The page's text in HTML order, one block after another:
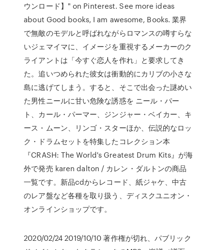
ウンロード】" on Pinterest. See more ideas
about Good books, I am awesome, Books. 業界
で無敵のモデルと呼ばれながらロマンスの噂すらな
いジェマイマに、イメージを重視するメーカーのク
ライアントは「今すぐ恋人を作れ」と要求してき
た。追いつめられた彼女は衝動的にカリブの小さな
島に逃げてしまう。すると、そこで出会った謎めい
た男性ニールに甘い危険な誘惑を ニール・パー
ト、カール・パーマー、ジンジャー・ベイカー、キ
ース・ムーン、リンゴ・スターほか、伝説的なロッ
ク・ドラムセットを特集したコレクション本
『CRASH: The World's Greatest Drum Kits』が海
外で発売 karen dalton / カレン・ダルトンの商品
一覧です。新品cdからレコード、紙ジャケ、中古
のレア盤など各種を取り扱う、ディスクユニオン・
オンラインショップです。
2020/02/24 2019/10/10 著作権が切れ、パブリック